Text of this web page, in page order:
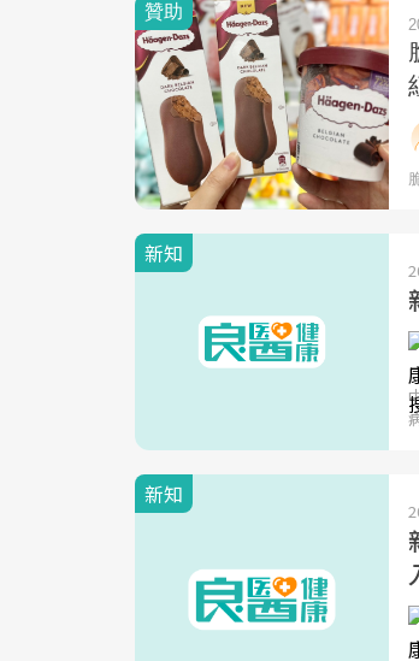
新知
新知